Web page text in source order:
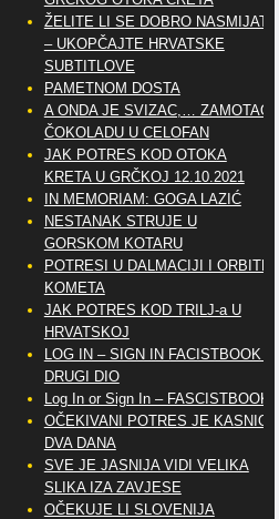
ŽELITE LI SE DOBRO NASMIJATI
– UKOPČAJTE HRVATSKE
SUBTITLOVE
PAMETNOM DOSTA
A ONDA JE SVIZAC,… ZAMOTAO
ČOKOLADU U CELOFAN
JAK POTRES KOD OTOKA
KRETA U GRČKOJ 12.10.2021
IN MEMORIAM: GOGA LAZIĆ
NESTANAK STRUJE U
GORSKOM KOTARU
POTRESI U DALMACIJI I ORBITE
KOMETA
JAK POTRES KOD TRILJ-a U
HRVATSKOJ
LOG IN – SIGN IN FACISTBOOK –
DRUGI DIO
Log In or Sign In – FASCISTBOOK
OČEKIVANI POTRES JE KASNIO
DVA DANA
SVE JE JASNIJA VIDI VELIKA
SLIKA IZA ZAVJESE
OČEKUJE LI SLOVENIJA